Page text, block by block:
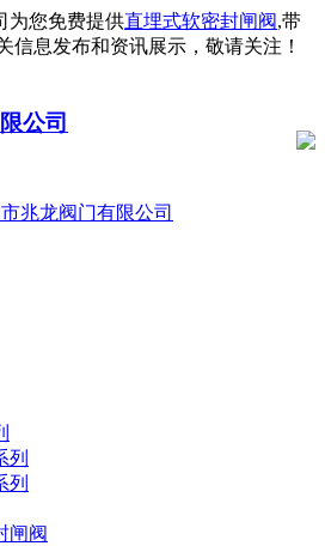
为您免费提供直埋式软密封闸阀,带
信息发布和资讯展示，敬请关注！
列
列
闸阀